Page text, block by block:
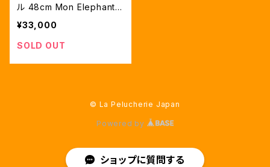
ル 48cm Mon Elephant
Victor (ゾウのぬいぐるみ）
(４色展開)
¥33,000
SOLD OUT
© La Pelucherie Japan
Powered by
ショップに質問する